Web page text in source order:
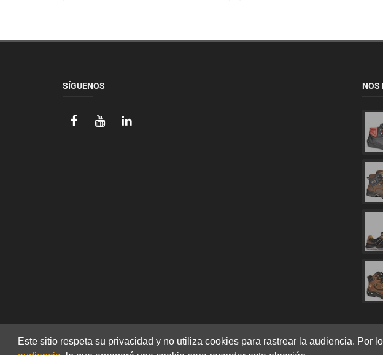
Este sitio respeta su privacidad y no utiliza cookies para rastrear la audiencia. Por
SÍGUENOS NOS
© 2026 JALLATTE - ALL RIGHTS RESERVED WWW.JALLATTE.FR